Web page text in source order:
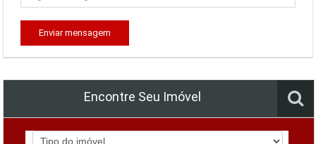
Enviar mensagem
Encontre Seu Imóvel